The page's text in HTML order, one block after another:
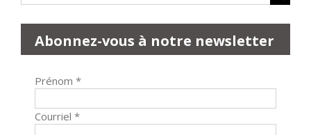
Abonnez-vous à notre newsletter
Prénom *
Courriel *